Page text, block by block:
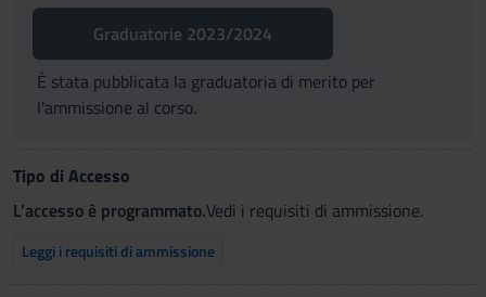
Graduatorie 2023/2024
È stata pubblicata la graduatoria di merito per
l'ammissione al corso.
Tipo di Accesso
L’accesso è programmato.Vedi i requisiti di ammissione.
Leggi i requisiti di ammissione